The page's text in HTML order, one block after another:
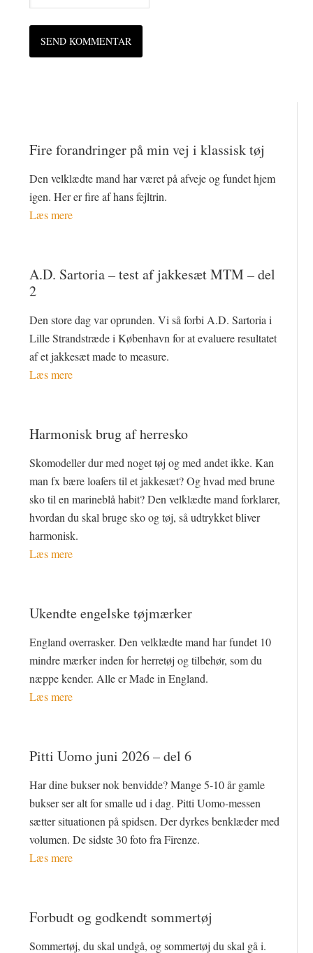
Fire forandringer på min vej i klassisk tøj
Den velklædte mand har været på afveje og fundet hjem
igen. Her er fire af hans fejltrin.
Læs mere
A.D. Sartoria – test af jakkesæt MTM – del
2
Den store dag var oprunden. Vi så forbi A.D. Sartoria i
Lille Strandstræde i København for at evaluere resultatet
af et jakkesæt made to measure.
Læs mere
Harmonisk brug af herresko
Skomodeller dur med noget tøj og med andet ikke. Kan
man fx bære loafers til et jakkesæt? Og hvad med brune
sko til en marineblå habit? Den velklædte mand forklarer,
hvordan du skal bruge sko og tøj, så udtrykket bliver
harmonisk.
Læs mere
Ukendte engelske tøjmærker
England overrasker. Den velklædte mand har fundet 10
mindre mærker inden for herretøj og tilbehør, som du
næppe kender. Alle er Made in England.
Læs mere
Pitti Uomo juni 2026 – del 6
Har dine bukser nok benvidde? Mange 5-10 år gamle
bukser ser alt for smalle ud i dag. Pitti Uomo-messen
sætter situationen på spidsen. Der dyrkes benklæder med
volumen. De sidste 30 foto fra Firenze.
Læs mere
Forbudt og godkendt sommertøj
Sommertøj, du skal undgå, og sommertøj du skal gå i.